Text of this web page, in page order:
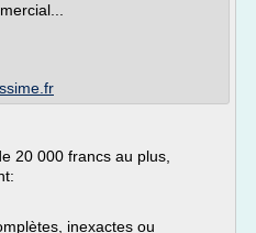
20 000 francs au plus,
inexactes ou